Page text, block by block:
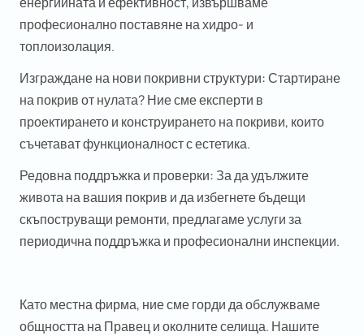
професионално поставяне на хидро- и
топлоизолация.
Изграждане на нови покривни структури:Стартиране
на покрив от нулата? Ние сме експерти в
проектирането и конструирането на покриви, които
съчетават функционалност с естетика.
Редовна поддръжка и проверки:За да удължите
живота на вашия покрив и да избегнете бъдещи
скъпоструващи ремонти, предлагаме услуги за
периодична поддръжка и професионални инспекции.
Като местна фирма, ние сме горди да обслужваме
общността на Правец и околните селища. Нашите